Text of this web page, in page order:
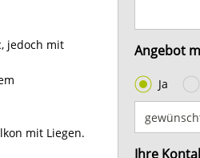
jedoch mit
mit Liegen.
Angebot
Ja
Ihre